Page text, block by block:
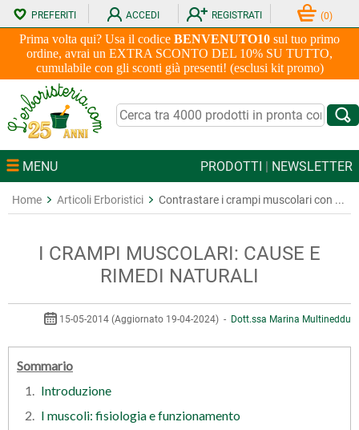
Prima volta qui? Usa il codice BENVENUTO10 sul tuo primo
ordine, avrai un EXTRA SCONTO DEL 10% SU TUTTO,
cumulabile con gli sconti già presenti! (esclusi kit promo)
PREFERITI ACCEDI REGISTRATI (0)
MENU PRODOTTI | NEWSLETTER
Home Articoli Erboristici Contrastare i crampi muscolari con ...
I CRAMPI MUSCOLARI: CAUSE E
RIMEDI NATURALI
15-05-2014 (Aggiornato 19-04-2024) - Dott.ssa Marina Multineddu
Sommario
Introduzione
I muscoli: fisiologia e funzionamento